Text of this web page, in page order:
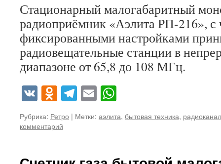
Стационарный малогабаритный
радиоприёмник «Аэлита РП-216», с
фиксированными настройками
радиовещательные станции в
диапазоне от 65,8 до 108 МГц.
VKOdnoklassniki
Telegram
Email
Рубрика: Ретро | Метки: аэлита, бытовая техника, радиоканал
комментарий